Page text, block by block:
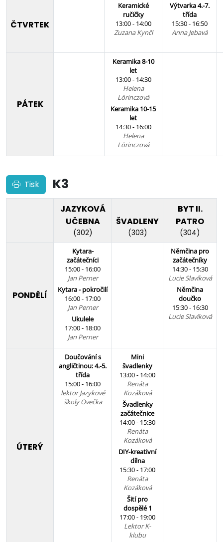
ČTVRTEK
Keramické
ručičky
13:00 - 14:00
Zuzana Kynčl
Výtvarka 4.-7.
třída
15:30 - 16:50
Anna Jebavá
PÁTEK
Keramika 8-10
let
13:00 - 14:30
Helena
Lörinczová
Keramika 10-15
let
14:30 - 16:00
Helena
Lörinczová
Tisk K3
JAZYKOVÁ
UČEBNA
(302)
ŠVADLENY
(303)
BYT II.
PATRO
(304)
PONDĚLÍ
Kytara-
začátečníci
15:00 - 16:00
Jan Perner
Kytara - pokročilí
16:00 - 17:00
Jan Perner
Ukulele
17:00 - 18:00
Jan Perner
Němčina pro
začátečníky
14:30 - 15:30
Lucie Slavíková
Němčina
doučko
15:30 - 16:30
Lucie Slavíková
ÚTERÝ
Doučování s
angličtinou: 4.-5.
třída
15:00 - 16:00
lektor Jazykové
školy Ovečka
Mini
švadlenky
13:00 - 14:00
Renáta
Kozáková
Švadlenky
začátečnice
14:00 - 15:30
Renáta
Kozáková
DIY-kreativní
dílna
15:30 - 17:00
Renáta
Kozáková
Šití pro
dospělé 1
17:00 - 19:00
Lektor K-
klubu